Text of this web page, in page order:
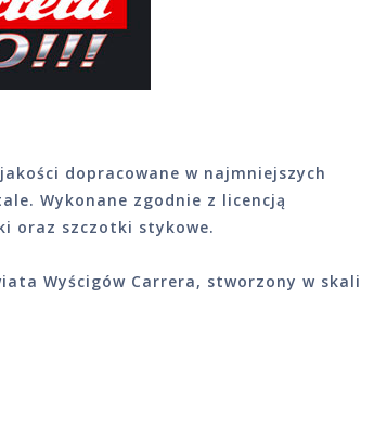
dopracowane w najmniejszych
Wykonane zgodnie z licencją
oraz szczotki stykowe.
Wyścigów Carrera, stworzony w skali